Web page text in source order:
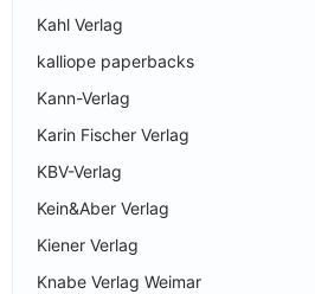
Kahl Verlag
kalliope paperbacks
Kann-Verlag
Karin Fischer Verlag
KBV-Verlag
Kein&Aber Verlag
Kiener Verlag
Knabe Verlag Weimar